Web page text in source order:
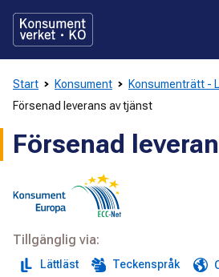
direkt
innehållet
Start Konsument
Konsumenträtt -
Försenad leverans av tjänst
Försenad
Tillgänglig via:
Lättläst Teckenspråk